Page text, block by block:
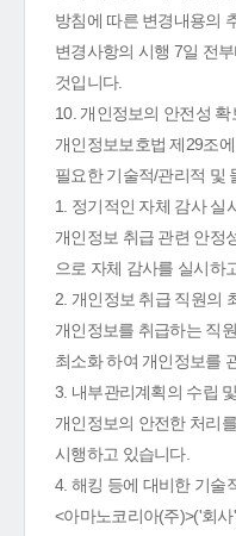
방침에 따른 변경내용의
변경사항의 시행 7일 전
것입니다.
10. 개인정보의 안전성
개인정보보호법 제29조
필요한 기술적/관리적 및
1. 정기적인 자체 감사 실
개인정보 취급 관련 안정
으로 자체 감사를 실시하
2. 개인정보 취급 직원의
개인정보를 취급하는 직
최소화 하여 개인정보를
3. 내부관리계획의 수립
개인정보의 안전한 처리
시행하고 있습니다.
4. 해킹 등에 대비한 기술
<아마노코리아(주)>('회